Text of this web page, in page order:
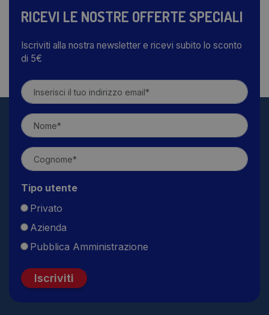
RICEVI LE NOSTRE OFFERTE SPECIALI
Iscriviti alla nostra newsletter e ricevi subito lo sconto
di 5€
Tipo utente
Privato
Azienda
Pubblica Amministrazione
Iscriviti